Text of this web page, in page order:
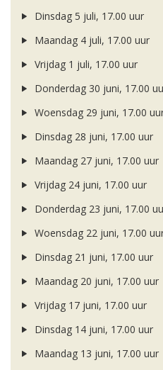
Dinsdag 5 juli, 17.00 uur
Maandag 4 juli, 17.00 uur
Vrijdag 1 juli, 17.00 uur
Donderdag 30 juni, 17.00
Woensdag 29 juni, 17.00
Dinsdag 28 juni, 17.00 uur
Maandag 27 juni, 17.00 uur
Vrijdag 24 juni, 17.00 uur
Donderdag 23 juni, 17.00
Woensdag 22 juni, 17.00
Dinsdag 21 juni, 17.00 uur
Maandag 20 juni, 17.00 uur
Vrijdag 17 juni, 17.00 uur
Dinsdag 14 juni, 17.00 uur
Maandag 13 juni, 17.00 uur